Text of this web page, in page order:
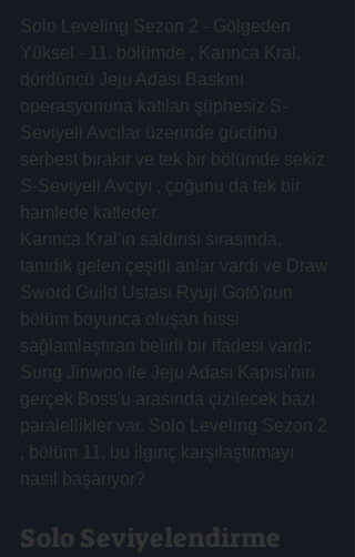
Solo Leveling Sezon 2 - Gölgeden
Yüksel - 11. bölümde , Karınca Kral,
dördüncü Jeju Adası Baskını
operasyonuna katılan şüphesiz S-
Seviyeli Avcılar üzerinde gücünü
serbest bırakır ve tek bir bölümde sekiz
S-Seviyeli Avcıyı , çoğunu da tek bir
hamlede katleder.
Karınca Kral'ın saldırısı sırasında,
tanıdık gelen çeşitli anlar vardı ve Draw
Sword Guild Ustası Ryuji Gotō'nun
bölüm boyunca oluşan hissi
sağlamlaştıran belirli bir ifadesi vardı:
Sung Jinwoo ile Jeju Adası Kapısı'nın
gerçek Boss'u arasında çizilecek bazı
paralellikler var. Solo Leveling Sezon 2
, bölüm 11, bu ilginç karşılaştırmayı
nasıl başarıyor?
Solo Seviyelendirme